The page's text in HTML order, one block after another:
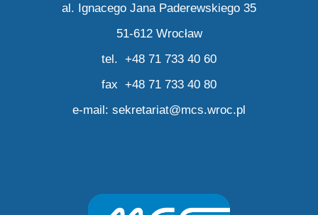
al. Ignacego Jana Paderewskiego 35
51-612 Wrocław
tel. +48 71 733 40 60
fax +48 71 733 40 80
e-mail: sekretariat@mcs.wroc.pl